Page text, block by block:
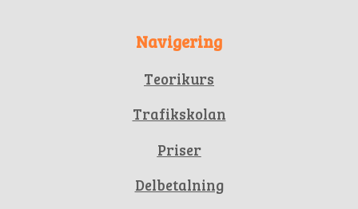
Navigering
Teorikurs
Trafikskolan
Priser
Delbetalning